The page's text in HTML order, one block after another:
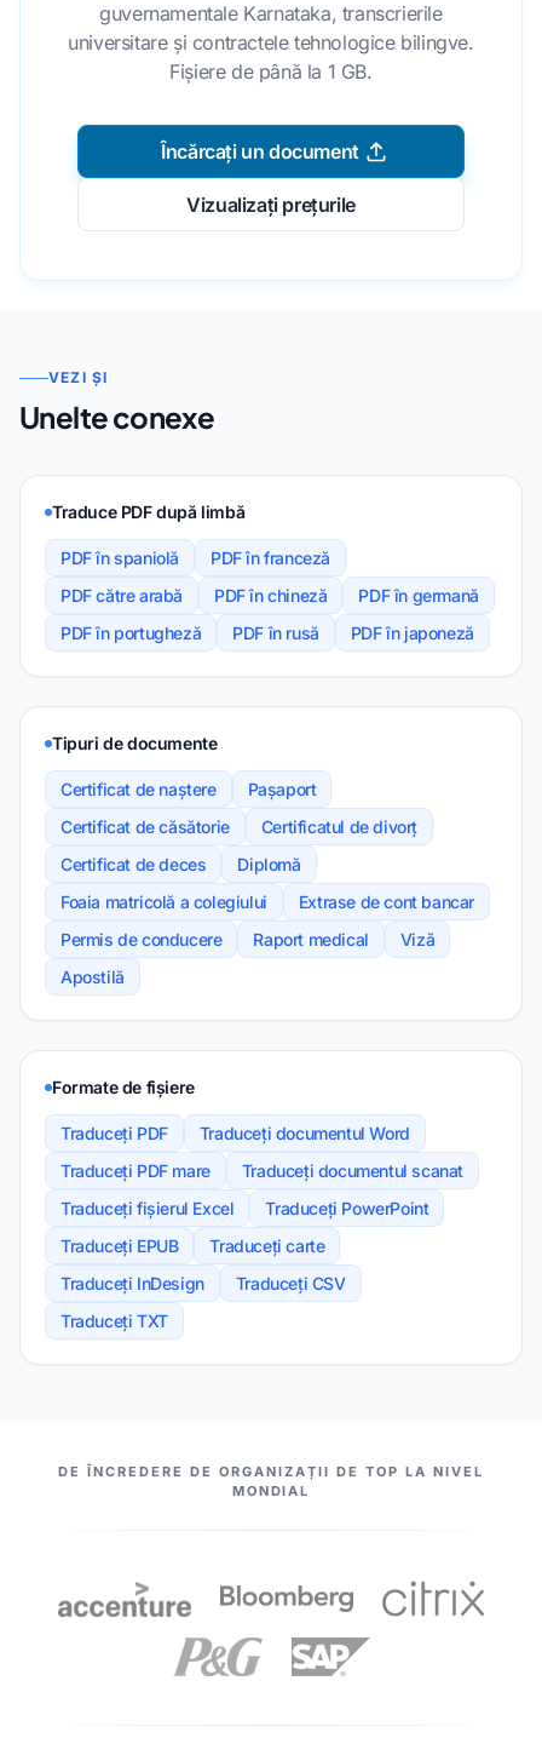
guvernamentale Karnataka, transcrierile
universitare și contractele tehnologice bilingve.
Fișiere de până la 1 GB.
Încărcați un document
Vizualizați prețurile
VEZI ȘI
Unelte conexe
Traduce PDF după limbă
PDF în spaniolă
PDF în franceză
PDF către arabă
PDF în chineză
PDF în germană
PDF în portugheză
PDF în rusă PDF în japoneză
Tipuri de documente
Certificat de naștere
Pașaport
Certificat de căsătorie
Certificatul de divorț
Certificat de deces
Diplomă
Foaia matricolă a colegiului
Extrase de cont bancar
Permis de conducere
Raport medical
Viză
Apostilă
Formate de fișiere
Traduceți PDF
Traduceți documentul Word
Traduceți PDF mare
Traduceți documentul scanat
Traduceți fișierul Excel
Traduceți PowerPoint
Traduceți EPUB
Traduceți carte
Traduceți InDesign
Traduceți CSV
Traduceți TXT
PARTENERII NOȘTRI
DE ÎNCREDERE DE ORGANIZAȚII DE TOP LA NIVEL
MONDIAL